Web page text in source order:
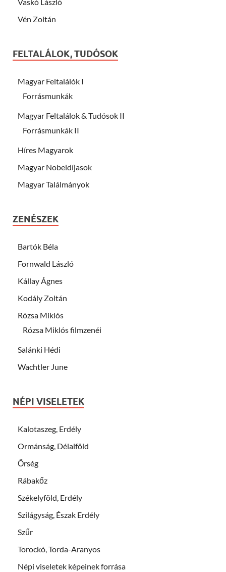
Vén Zoltán
FELTALÁLOK, TUDÓSOK
Magyar Feltalálók I
Forrásmunkák
Magyar Feltalálok & Tudósok II
Forrásmunkák II
Híres Magyarok
Magyar Nobeldíjasok
Magyar Találmányok
ZENÉSZEK
Bartók Béla
Fornwald László
Kállay Ágnes
Kodály Zoltán
Rózsa Miklós
Rózsa Miklós filmzenéi
Salánki Hédi
Wachtler June
NÉPI VISELETEK
Kalotaszeg, Erdély
Ormánság, Délalföld
Őrség
Rábakőz
Székelyföld, Erdély
Szilágyság, Észak Erdély
Szűr
Torockó, Torda-Aranyos
Népi viseletek képeinek forrása